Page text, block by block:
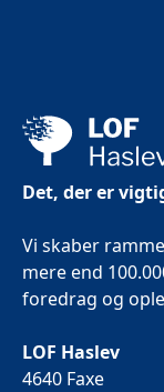
Det, der er
Vi skaber
mere end
foredrag og
LOF Haslev
4640 Faxe